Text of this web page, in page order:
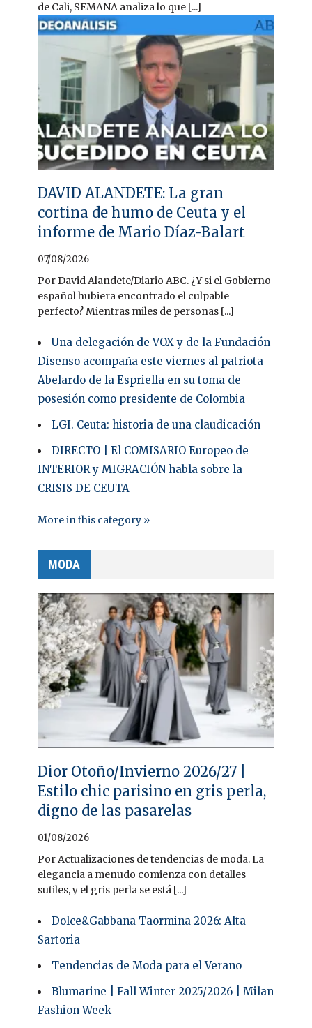
de Cali, SEMANA analiza lo que [...]
DAVID ALANDETE: La gran
cortina de humo de Ceuta y el
informe de Mario Díaz-Balart
07/08/2026
Por David Alandete/Diario ABC. ¿Y si el Gobierno
español hubiera encontrado el culpable
perfecto? Mientras miles de personas [...]
Una delegación de VOX y de la Fundación
Disenso acompaña este viernes al patriota
Abelardo de la Espriella en su toma de
posesión como presidente de Colombia
LGI. Ceuta: historia de una claudicación
DIRECTO | El COMISARIO Europeo de
INTERIOR y MIGRACIÓN habla sobre la
CRISIS DE CEUTA
More in this category »
MODA
Dior Otoño/Invierno 2026/27 |
Estilo chic parisino en gris perla,
digno de las pasarelas
01/08/2026
Por Actualizaciones de tendencias de moda. La
elegancia a menudo comienza con detalles
sutiles, y el gris perla se está [...]
Dolce&Gabbana Taormina 2026: Alta
Sartoria
Tendencias de Moda para el Verano
Blumarine | Fall Winter 2025/2026 | Milan
Fashion Week